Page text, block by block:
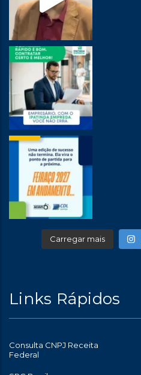
Carregar mais
Links Rápidos
Consulta CNPJ Receita
Federal